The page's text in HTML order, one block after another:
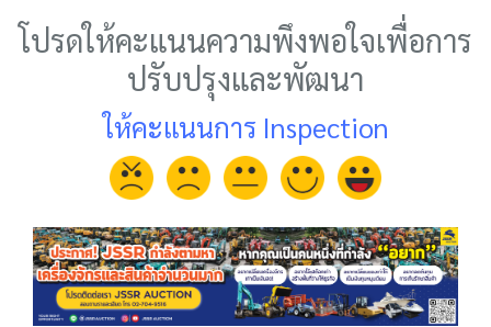
โปรดให้คะแนนความพึงพอใจเพื่อการ
ปรับปรุงและพัฒนา
ให้คะแนนการ Inspection